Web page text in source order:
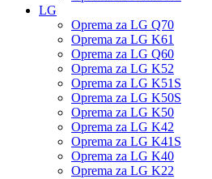
LG
Oprema za LG Q70
Oprema za LG K61
Oprema za LG Q60
Oprema za LG K52
Oprema za LG K51S
Oprema za LG K50S
Oprema za LG K50
Oprema za LG K42
Oprema za LG K41S
Oprema za LG K40
Oprema za LG K22